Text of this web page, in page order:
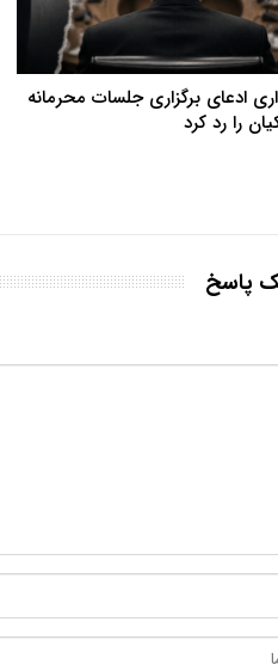
ادعای برگزاری جلسات محرمانه
را رد کرد
پاسخ